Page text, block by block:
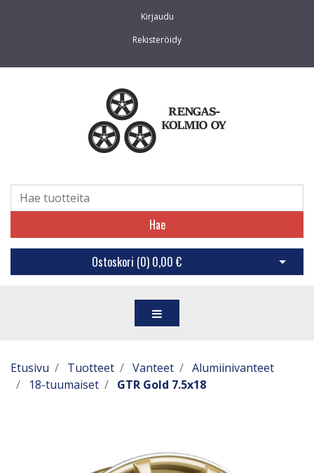
Kirjaudu
Rekisteröidy
Hae
Ostoskori (0) 0,00 € Avaa
Etusivu Tuotteet Vanteet
Alumiinivanteet
18-tuumaiset
GTR Gold 7.5x18